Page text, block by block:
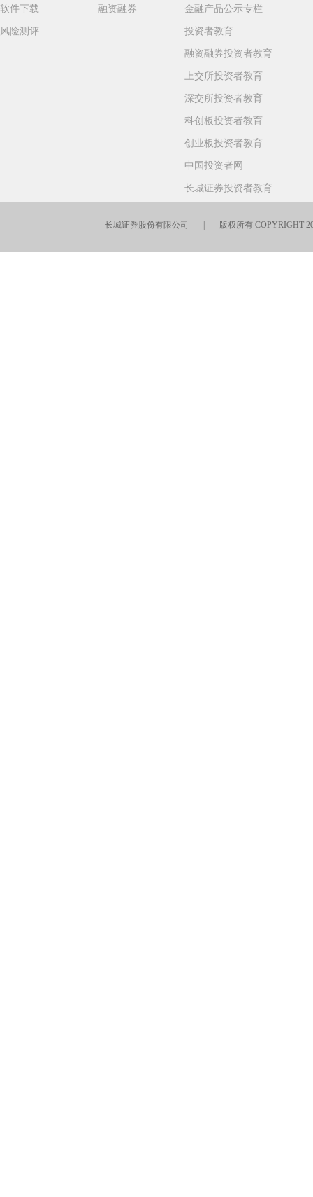
软件下载
风险测评
融资融券 金融产品公示专栏
投资者教育
融资融券投资者教育
上交所投资者教育
深交所投资者教育
科创板投资者教育
创业板投资者教育
中国投资者网
长城证券投资者教育
长城证券股份有限公司 | 版权所有 COPYRIGHT